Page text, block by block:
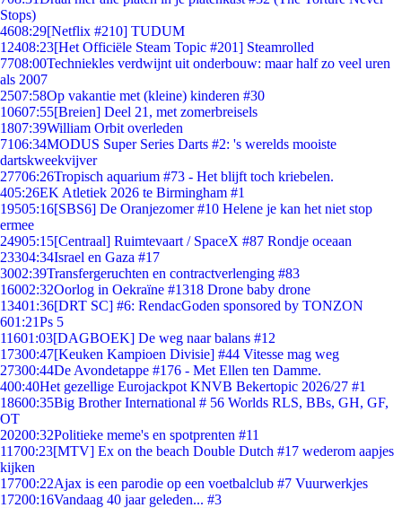
Stops)
4608:29[Netflix #210] TUDUM
12408:23[Het Officiële Steam Topic #201] Steamrolled
7708:00Techniekles verdwijnt uit onderbouw: maar half zo veel uren
als 2007
2507:58Op vakantie met (kleine) kinderen #30
10607:55[Breien] Deel 21, met zomerbreisels
1807:39William Orbit overleden
7106:34MODUS Super Series Darts #2: 's werelds mooiste
dartskweekvijver
27706:26Tropisch aquarium #73 - Het blijft toch kriebelen.
405:26EK Atletiek 2026 te Birmingham #1
19505:16[SBS6] De Oranjezomer #10 Helene je kan het niet stop
ermee
24905:15[Centraal] Ruimtevaart / SpaceX #87 Rondje oceaan
23304:34Israel en Gaza #17
3002:39Transfergeruchten en contractverlenging #83
16002:32Oorlog in Oekraïne #1318 Drone baby drone
13401:36[DRT SC] #6: RendacGoden sponsored by TONZON
601:21Ps 5
11601:03[DAGBOEK] De weg naar balans #12
17300:47[Keuken Kampioen Divisie] #44 Vitesse mag weg
27300:44De Avondetappe #176 - Met Ellen ten Damme.
400:40Het gezellige Eurojackpot KNVB Bekertopic 2026/27 #1
18600:35Big Brother International # 56 Worlds RLS, BBs, GH, GF,
OT
20200:32Politieke meme's en spotprenten #11
11700:23[MTV] Ex on the beach Double Dutch #17 wederom aapjes
kijken
17700:22Ajax is een parodie op een voetbalclub #7 Vuurwerkjes
17200:16Vandaag 40 jaar geleden... #3